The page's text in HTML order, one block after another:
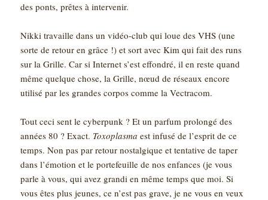
des ponts, prêtes à intervenir.
Nikki travaille dans un vidéo-club qui loue des VHS (une
sorte de retour en grâce !) et sort avec Kim qui fait des runs
sur la Grille. Car si Internet s’est effondré, il en reste quand
même quelque chose, la Grille, nœud de réseaux encore
utilisé par les grandes corpos comme la Vectracom.
Tout ceci sent le cyberpunk ? Et un parfum prolongé des
années 80 ? Exact. Toxoplasma est infusé de l’esprit de ce
temps. Non pas par retour nostalgique et tentative de taper
dans l’émotion et le portefeuille de nos enfances (je vous
parle à vous, qui avez grandi en même temps que moi. Si
vous êtes plus jeunes, ce n’est pas grave, je ne vous en veux